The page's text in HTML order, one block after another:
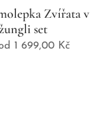
Zvířata v
set
1 699,00Kč